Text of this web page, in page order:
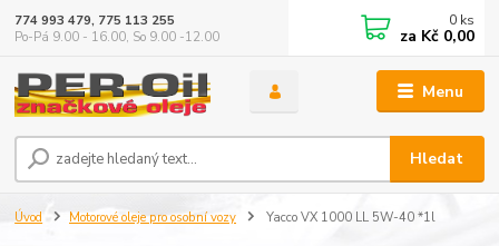
Menu
Hledat
774 993 479, 775 113 255
Po-Pá 9.00 - 16.00, So 9.00 -12.00
0 ks
za Kč 0,00
Úvod Motorové oleje pro osobní vozy Yacco VX 1000 LL 5W-40 *1l